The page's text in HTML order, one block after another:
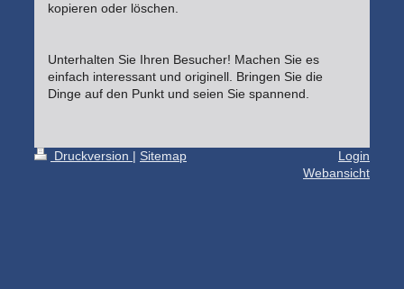
kopieren oder löschen.
Unterhalten Sie Ihren Besucher! Machen Sie es
einfach interessant und originell. Bringen Sie die
Dinge auf den Punkt und seien Sie spannend.
Druckversion | Sitemap
Login
Webansicht